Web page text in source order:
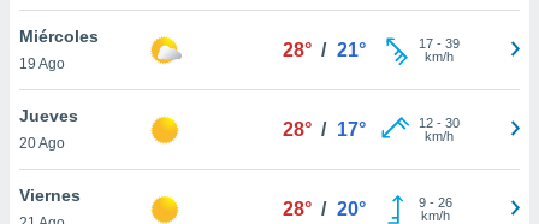
cookies
Miércoles
19 Ago
28° / 21° 17- 39
km/h
Jueves
20 Ago
28° / 17° 12- 30
km/h
Viernes
28° / 20° 9- 26
km/h